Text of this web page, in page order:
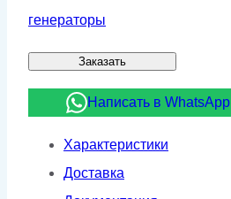
генераторы
Заказать
Написать в WhatsApp
Характеристики
Доставка